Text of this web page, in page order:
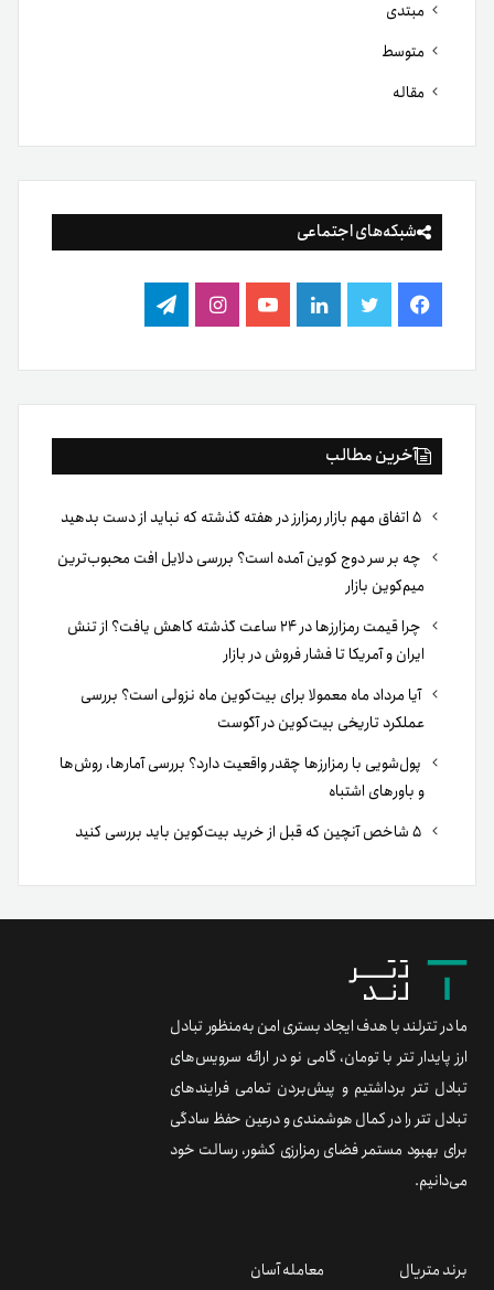
مبتدی
متوسط
مقاله
شبکه‌های اجتماعی
فیس
بوک
توییتر لینکدینیوتیوباینستاگرام
تلگرام
آخرین مطالب
چه بر سر دوج کوین آمده است؟ بررسی دلایل افت محبوب‌ترین
میم‌کوین بازار
چرا قیمت رمزارزها در ۲۴ ساعت گذشته کاهش یافت؟ از تنش
ایران و آمریکا تا فشار فروش در بازار
آیا مرداد ماه معمولا برای بیت‌کوین ماه نزولی است؟ بررسی
عملکرد تاریخی بیت‌کوین در آگوست
پول‌شویی با رمزارزها چقدر واقعیت دارد؟ بررسی آمارها، روش‌ها
و باورهای اشتباه
ما در تترلند با هدف ایجاد بستری امن به‌منظور تبادل
ارز پایدار تتر با تومان، گامی نو در ارائه سرویس‌های
تبادل تتر برداشتیم و پیش‌بردن تمامی فرایندهای
تبادل تتر را در کمال هوشمندی و درعین حفظ سادگی
برای بهبود مستمر فضای رمزارزی کشور، رسالت خود
می‌دانیم.
برند متریال معامله آسان